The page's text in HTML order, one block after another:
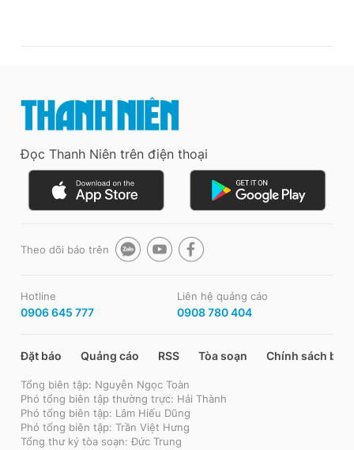
Đọc Thanh Niên trên điện thoại
Theo dõi báo trên
Hotline
0906 645 777
Liên hệ quảng cáo
0908 780 404
Đặt báo Quảng cáo RSS Tòa soạn Chính sách bảo
Tổng biên tập: Nguyễn Ngọc Toàn
Phó tổng biên tập thường trực: Hải Thành
Phó tổng biên tập: Lâm Hiếu Dũng
Phó tổng biên tập: Trần Việt Hưng
Tổng thư ký tòa soạn: Đức Trung